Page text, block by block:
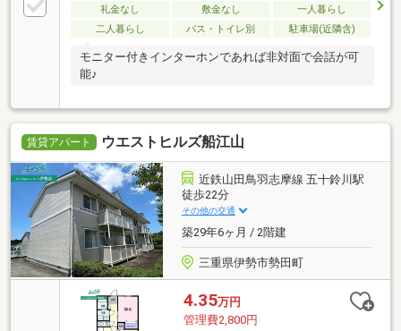
礼金なし 敷金なし
一人暮らし
二人暮らし
バス・トイレ別 駐車場(近隣含)
モニター付きインターホンであれば非対面で会話が可
能♪
賃貸アパート ウエストヒルズ船江山
近鉄山田鳥羽志摩線 五十鈴川駅
徒歩22分
その他の交通
築29年6ヶ月 / 2階建
三重県伊勢市勢田町
4.35万円
管理費2,800円